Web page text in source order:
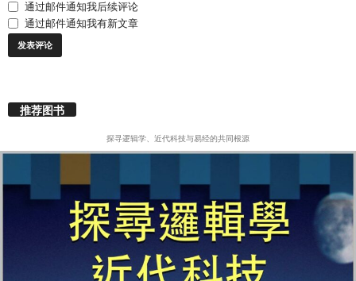
通过邮件通知我后续评论
通过邮件通知我有新文章
推荐图书
探寻逻辑学、近代科技与易经的共同根源